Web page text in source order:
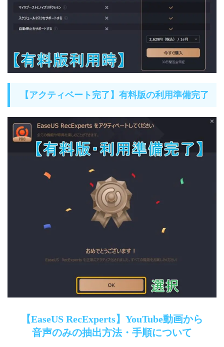
【アクティベート完了】有料版の利用準備完了
【EaseUS RecExperts】YouTube動画から
音声のみの抽出方法・手順について